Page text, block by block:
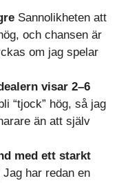
Sannolikheten att
och chansen är
om jag spelar
visar 2–6
“tjock” hög, så jag
än att själv
med ett starkt
Jag har redan en